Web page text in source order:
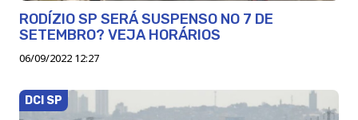
RODÍZIO SP SERÁ SUSPENSO NO 7 DE
SETEMBRO? VEJA HORÁRIOS
06/09/2022 12:27
DCI SP